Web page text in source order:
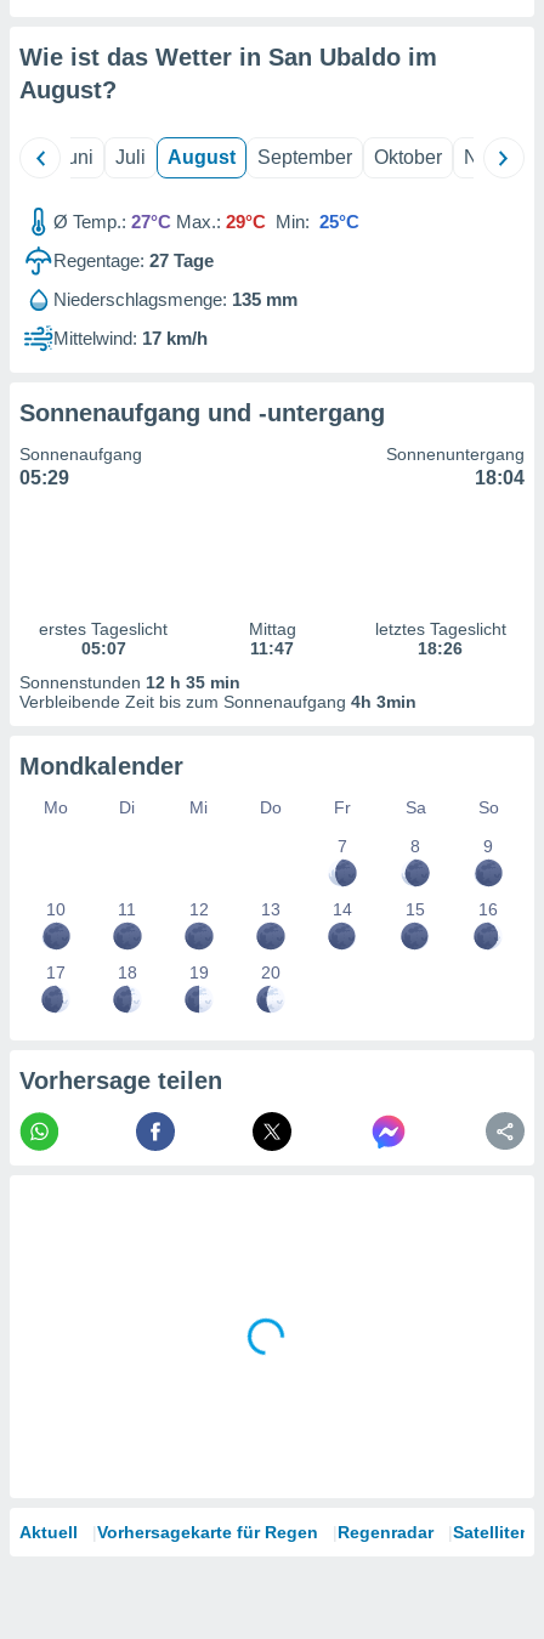
zur
von
zur
der
von
von
durch
von
1199
Wie ist das Wetter in San Ubaldo im
August?
Juni Juli August September Oktober
Ø Temp.: 27°C Max.: 29°C Min: 25°C
Regentage: 27 Tage
Niederschlagsmenge: 135 mm
Mittelwind: 17 km/h
Sonnenaufgang und -untergang
Sonnenaufgang
05:29
Sonnenuntergang
18:04
erstes Tageslicht
05:07
Mittag
11:47
letztes Tageslicht
18:26
Sonnenstunden 12 h 35 min
Verbleibende Zeit bis zum Sonnenaufgang 4h 3min
Mondkalender
Mo Di Mi Do Fr Sa
So
7
8 9
10 11 12 13 14 15 16
17 18 19 20
Vorhersage teilen
Aktuell Vorhersagekarte für Regen Regenradar Satelliten